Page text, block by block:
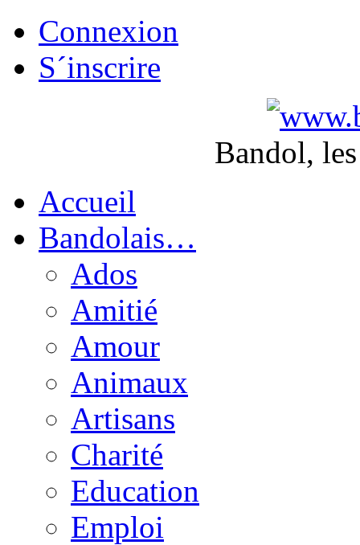
Connexion
S´inscrire
Bandol,
Accueil
Bandolais…
Ados
Amitié
Amour
Animaux
Artisans
Charité
Education
Emploi